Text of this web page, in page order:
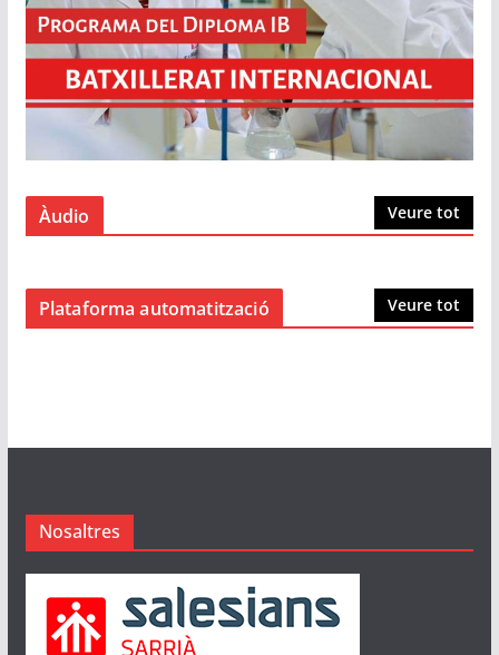
Àudio Veure tot
Plataforma automatització Veure tot
Nosaltres